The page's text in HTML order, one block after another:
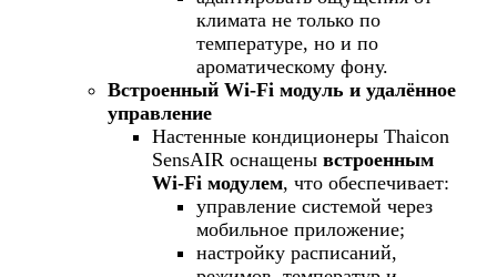
климата не только по
температуре, но и по
ароматическому фону.
Встроенный Wi‑Fi модуль и удалённое
управление
Настенные кондиционеры Thaicon
SensAIR оснащены встроенным
Wi‑Fi модулем, что обеспечивает:
управление системой через
мобильное приложение;
настройку расписаний,